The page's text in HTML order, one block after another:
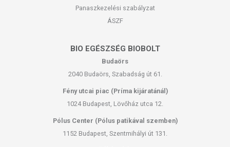
Panaszkezelési szabályzat
ÁSZF
BIO EGÉSZSÉG BIOBOLT
Budaörs
2040 Budaörs, Szabadság út 61.
Fény utcai piac (Príma kijáratánál)
1024 Budapest, Lövőház utca 12.
Pólus Center (Pólus patikával szemben)
1152 Budapest, Szentmihályi út 131.